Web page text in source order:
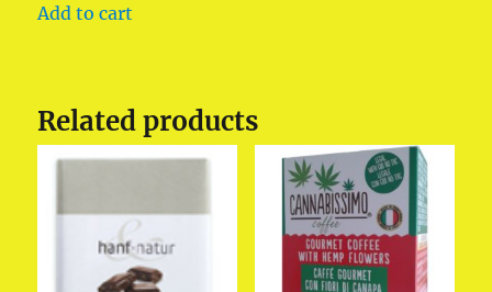
Add to cart
Related products